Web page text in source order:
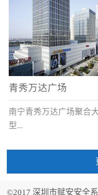
青秀万达广场
南宁青秀万达广场聚合
型...
©2017 深圳市赋安安全